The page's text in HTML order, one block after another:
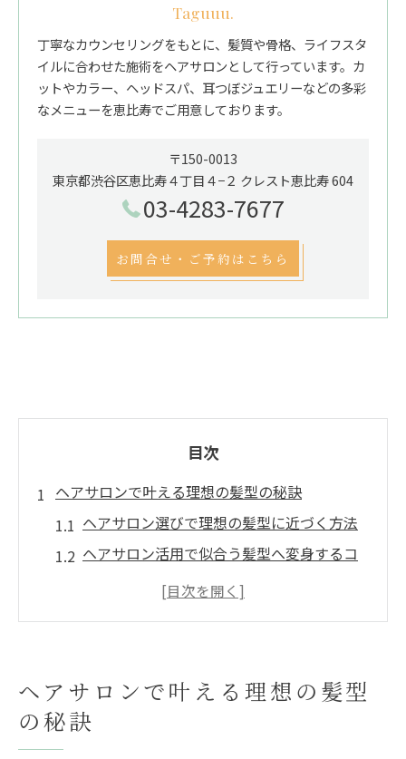
Taguuu.
丁寧なカウンセリングをもとに、髪質や骨格、ライフスタ
イルに合わせた施術をヘアサロンとして行っています。カ
ットやカラー、ヘッドスパ、耳つぼジュエリーなどの多彩
なメニューを恵比寿でご用意しております。
〒150-0013
東京都渋谷区恵比寿４丁目４−２ クレスト恵比寿 604
03-4283-7677
お問合せ・ご予約はこちら
目次
ヘアサロンで叶える理想の髪型の秘訣
ヘアサロン選びで理想の髪型に近づく方法
ヘアサロン活用で似合う髪型へ変身するコ
術
ヘアサロンで失敗しない髪型オーダーのポ
ヘアサロンで叶える理想の髪型
の秘訣